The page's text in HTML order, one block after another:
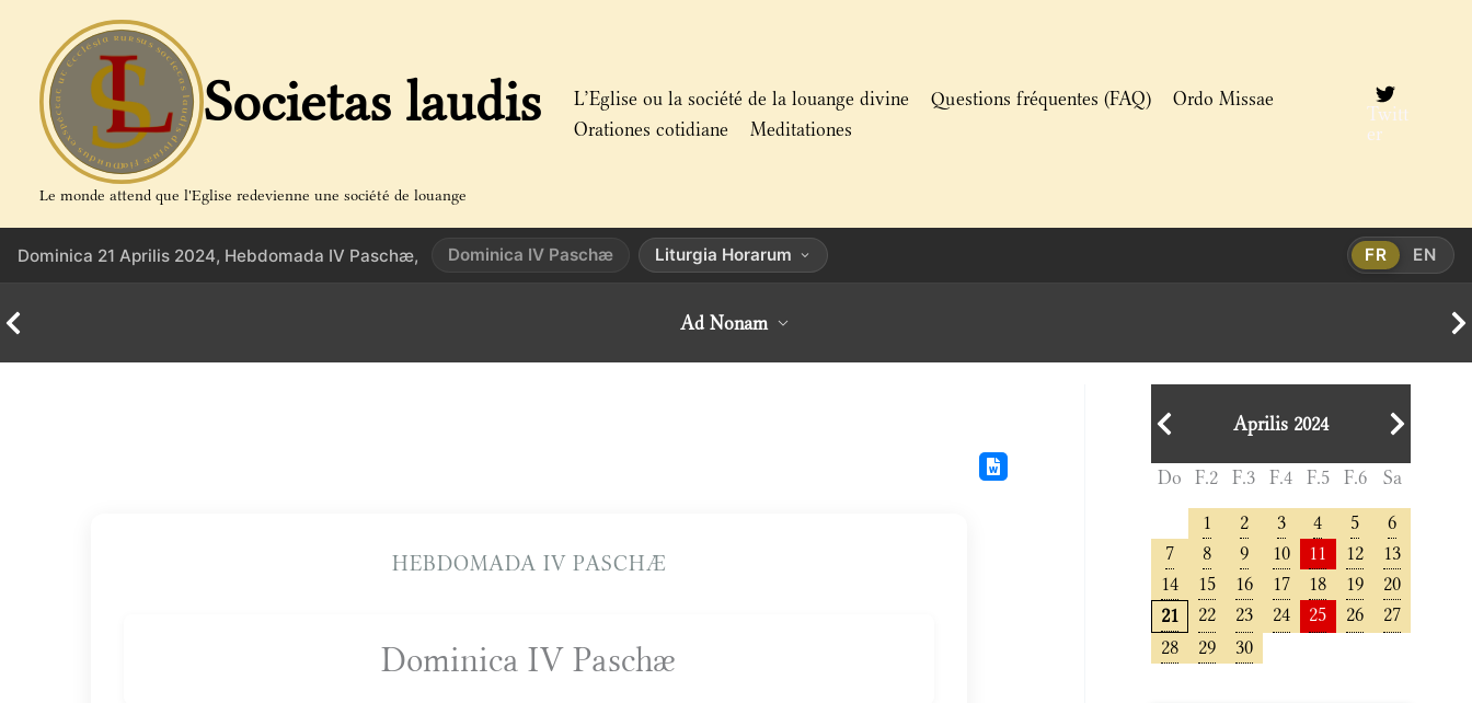
contenu
Societas laudis
Le monde attend que l'Eglise redevienne une société de louange
L’Eglise ou la société de la louange divine Questions fréquentes (FAQ)
Ordo Missae
Orationes cotidiane
Meditationes
Twitt
er
Dominica 21 Aprilis 2024, Hebdomada IV Paschæ, Dominica IV Paschæ Liturgia Horarum FR EN
Ad Nonam
HEBDOMADA IV PASCHÆ
Dominica IV Paschæ
Aprilis 2024
Do F.2 F.3 F.4 F.5 F.6 Sa
1 2 3 4 5
6
7
8 9 10 11 12
13
14
15 16 17 18 19
20
21
22 23 24 25 26
27
28
29 30